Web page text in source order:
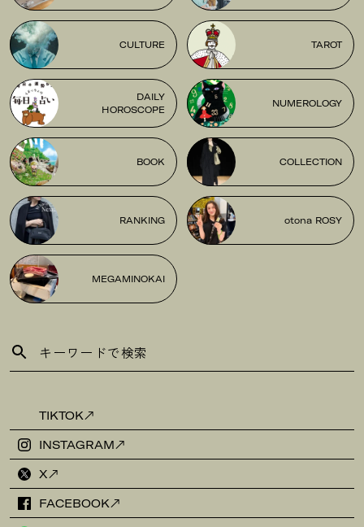
CULTURE TAROT
DAILY
HOROSCOPE
NUMEROLOGY
BOOK COLLECTION
RANKING otona ROSY
MEGAMINOKAI
TIKTOK
INSTAGRAM
X
FACEBOOK